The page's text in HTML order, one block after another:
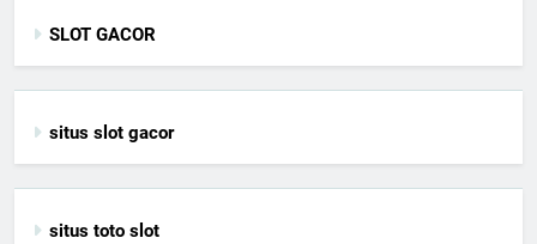
SLOT GACOR
situs slot gacor
situs toto slot